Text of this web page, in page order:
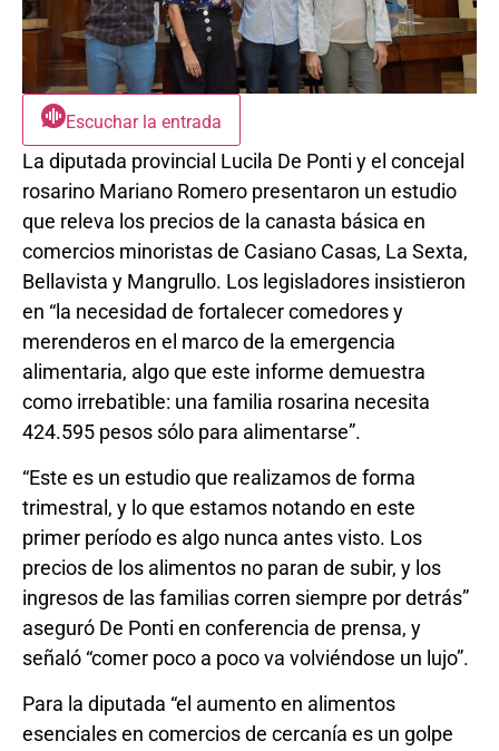
Escuchar la entrada
La diputada provincial Lucila De Ponti y el concejal
rosarino Mariano Romero presentaron un estudio
que releva los precios de la canasta básica en
comercios minoristas de Casiano Casas, La Sexta,
Bellavista y Mangrullo. Los legisladores insistieron
en “la necesidad de fortalecer comedores y
merenderos en el marco de la emergencia
alimentaria, algo que este informe demuestra
como irrebatible: una familia rosarina necesita
424.595 pesos sólo para alimentarse”.
“Este es un estudio que realizamos de forma
trimestral, y lo que estamos notando en este
primer período es algo nunca antes visto. Los
precios de los alimentos no paran de subir, y los
ingresos de las familias corren siempre por detrás”
aseguró De Ponti en conferencia de prensa, y
señaló “comer poco a poco va volviéndose un lujo”.
Para la diputada “el aumento en alimentos
esenciales en comercios de cercanía es un golpe